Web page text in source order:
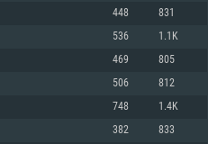
DE SISTEMA
448 831
536 1.1K
469 805
506 812
748 1.4K
382 833